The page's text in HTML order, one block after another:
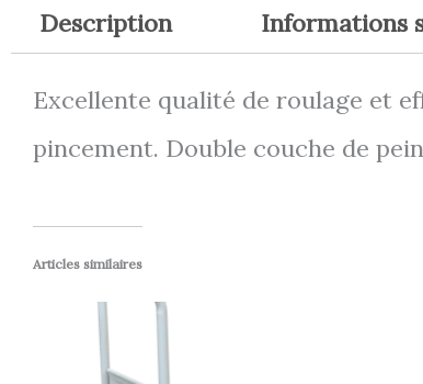
Description Informations
Excellente qualité de roulage et
pincement. Double couche de
Articles similaires